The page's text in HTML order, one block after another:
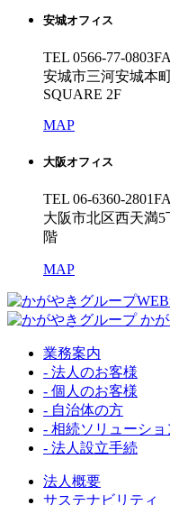
安城オフィス
TEL 0566-77-0803
安城市三河安城本
SQUARE 2F
MAP
大阪オフィス
TEL 06-6360-2801
大阪市北区西天満
階
MAP
業務案内
- 法人のお客様
- 個人のお客様
- 自治体の方
- 相続ソリューショ
- 法人設立手続
法人概要
サステナビリティ